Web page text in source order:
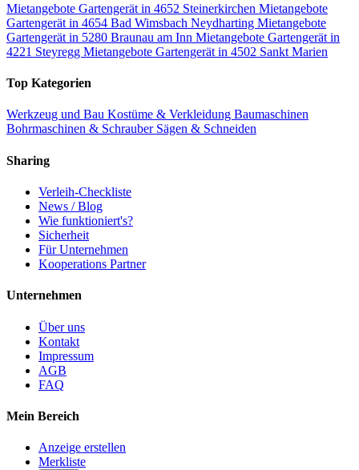
Mietangebote Gartengerät in 4652 Steinerkirchen Mietangebote
Gartengerät in 4654 Bad Wimsbach Neydharting Mietangebote
Gartengerät in 5280 Braunau am Inn Mietangebote Gartengerät in
4221 Steyregg Mietangebote Gartengerät in 4502 Sankt Marien
Top Kategorien
Werkzeug und Bau Kostüme & Verkleidung Baumaschinen
Bohrmaschinen & Schrauber Sägen & Schneiden
Sharing
Verleih-Checkliste
News / Blog
Wie funktioniert's?
Sicherheit
Für Unternehmen
Kooperations Partner
Unternehmen
Über uns
Kontakt
Impressum
AGB
FAQ
Mein Bereich
Anzeige erstellen
Merkliste